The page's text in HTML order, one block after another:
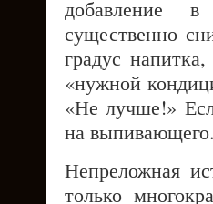
добавление
существенно
градус
«нужной
«Не лучше!»
на выпивающего.
Непреложная
только